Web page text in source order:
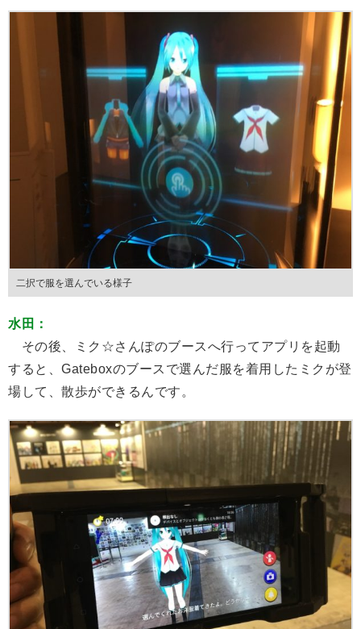
二択で服を選んでいる様子
水田：
その後、ミク☆さんぽのブースへ行ってアプリを起動
すると、Gateboxのブースで選んだ服を着用したミクが登
場して、散歩ができるんです。